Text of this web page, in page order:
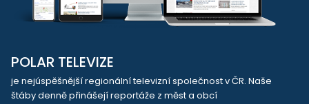
POLAR TELEVIZE
je nejúspěšnější regionální televizní společnost v ČR. Naše
štáby denně přinášejí reportáže z měst a obcí